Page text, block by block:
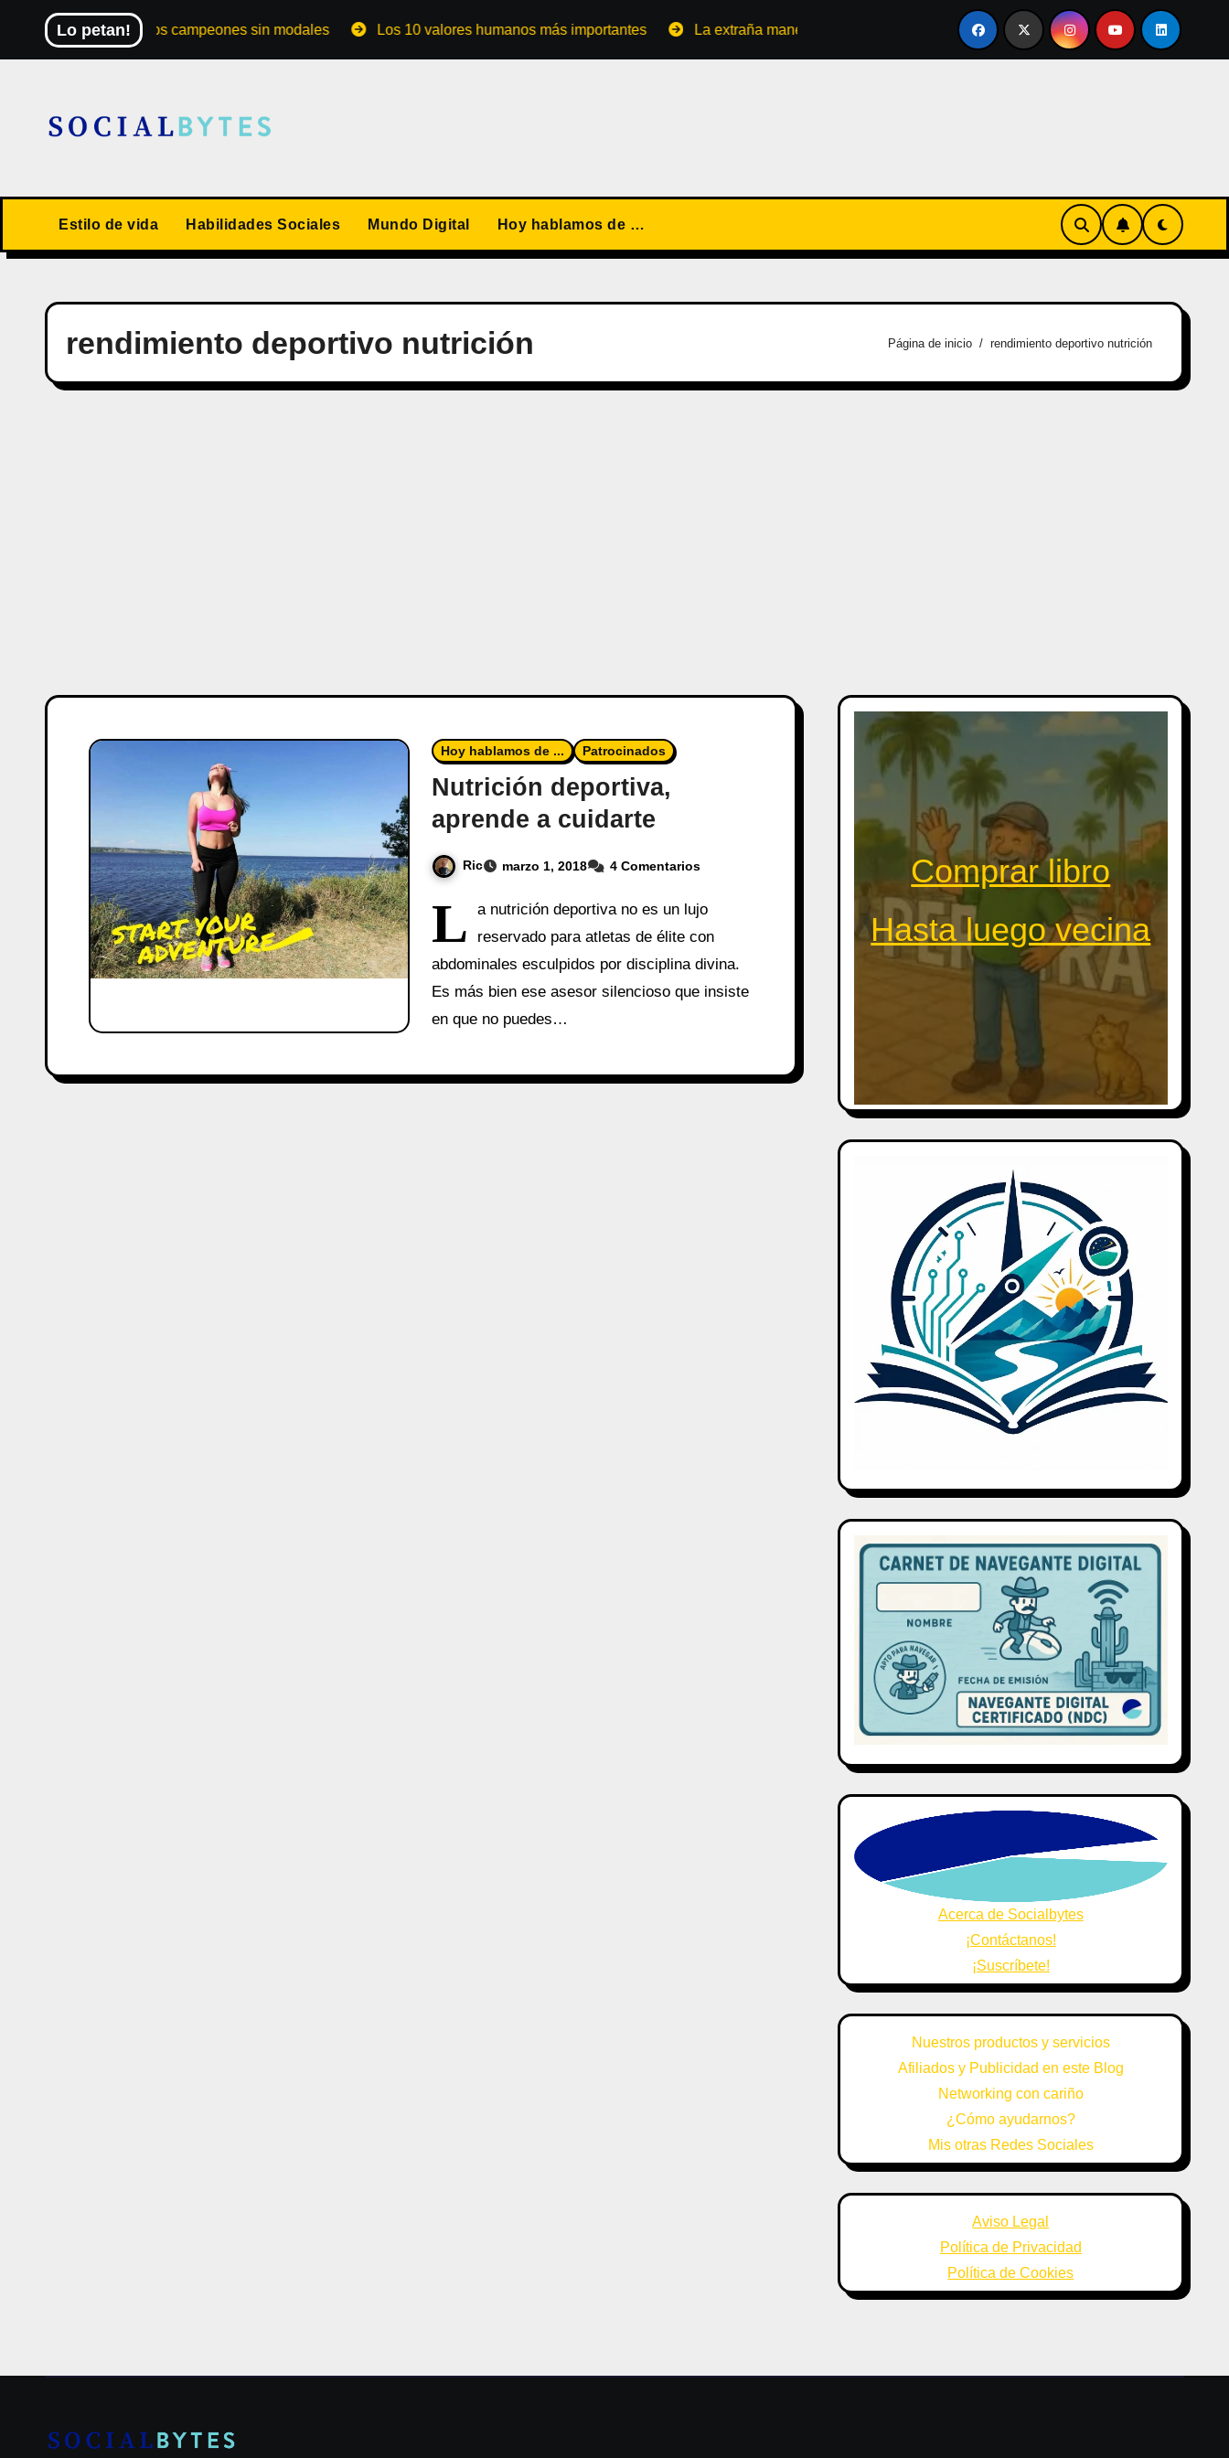
contenido
Lo petan!
El Mundial de los campeones sin modales Los 10 valores humanos más importantes La extraña manera de convertirse en familia El primer tour de la India Chiquitina
Estilo de vida Habilidades Sociales Mundo Digital Hoy hablamos de …
rendimiento deportivo nutrición Página de inicio rendimiento deportivo nutrición
Hoy hablamos de ... Patrocinados
Nutrición deportiva,
aprende a cuidarte
Ric marzo 1, 2018 4 Comentarios
L
a nutrición deportiva no es un lujo
reservado para atletas de élite con
abdominales esculpidos por disciplina divina.
Es más bien ese asesor silencioso que insiste
en que no puedes…
Comprar libro
Hasta luego vecina
Acerca de Socialbytes
¡Contáctanos!
¡Suscríbete!
Nuestros productos y servicios
Afiliados y Publicidad en este Blog
Networking con cariño
¿Cómo ayudarnos?
Mis otras Redes Sociales
Aviso Legal
Política de Privacidad
Política de Cookies